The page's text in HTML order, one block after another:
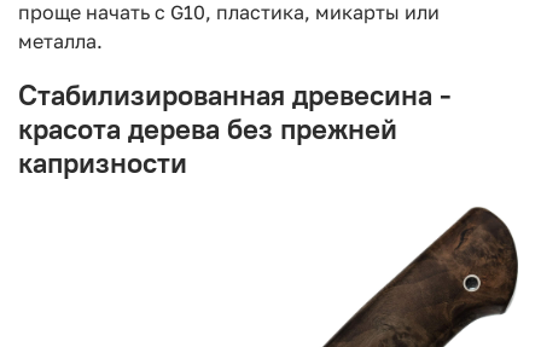
проще начать с G10, пластика, микарты или
металла.
Стабилизированная древесина -
красота дерева без прежней
капризности